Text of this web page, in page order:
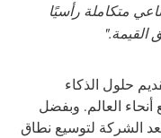
متكاملة رأسيًا
حلول الذكاء
العالم. وبفضل
الشركة لتوسيع نطاق